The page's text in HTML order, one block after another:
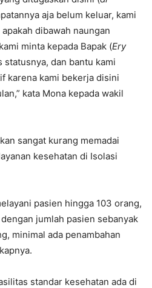
aja belum keluar, kami
dibawah naungan
minta kepada Bapak (Ery
statusnya, dan bantu kami
karena kami bekerja disini
kata Mona kepada wakil
sangat kurang memadai
kesehatan di Isolasi
pasien hingga 103 orang,
jumlah pasien sebanyak
minimal ada penambahan
standar kesehatan ada di